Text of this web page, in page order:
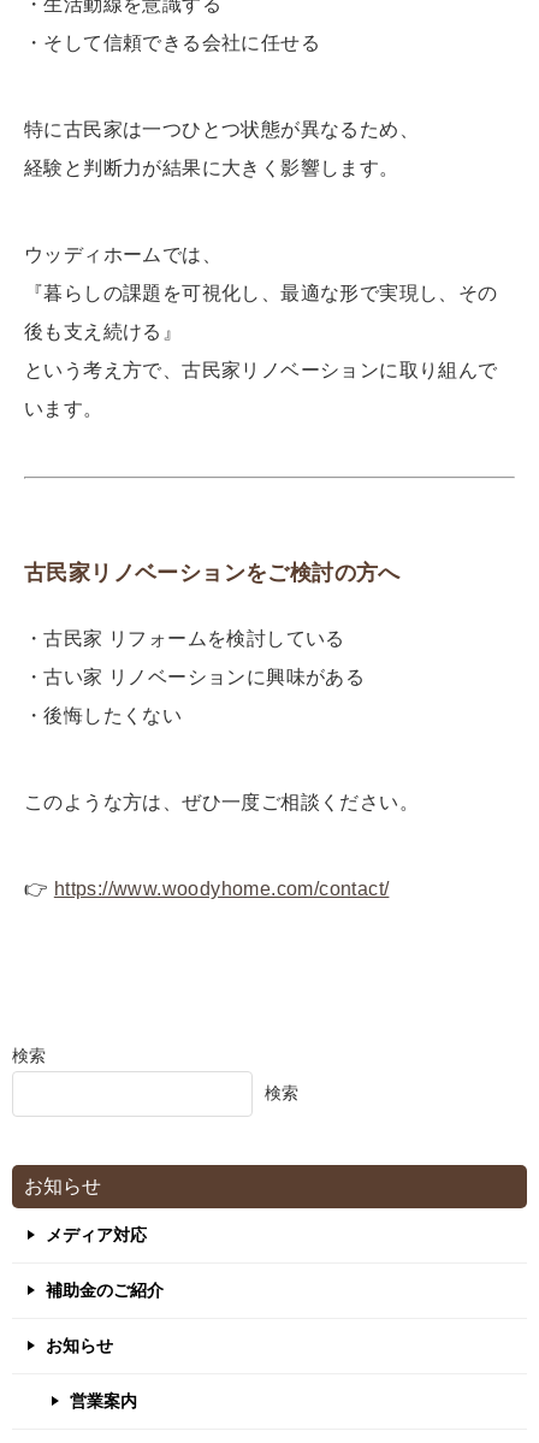
・生活動線を意識する
・そして信頼できる会社に任せる
特に古民家は一つひとつ状態が異なるため、
経験と判断力が結果に大きく影響します。
ウッディホームでは、
『暮らしの課題を可視化し、最適な形で実現し、その
後も支え続ける』
という考え方で、古民家リノベーションに取り組んで
います。
古民家リノベーションをご検討の方へ
・古民家 リフォームを検討している
・古い家 リノベーションに興味がある
・後悔したくない
このような方は、ぜひ一度ご相談ください。
👉 https://www.woodyhome.com/contact/
検索
検索
お知らせ
メディア対応
補助金のご紹介
お知らせ
営業案内